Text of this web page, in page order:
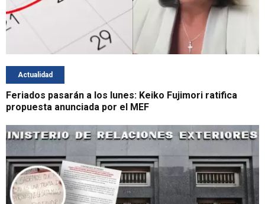
Actualidad
Feriados pasarán a los lunes: Keiko Fujimori ratifica
propuesta anunciada por el MEF